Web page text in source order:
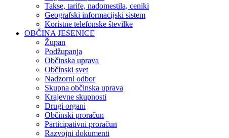
Takse, tarife, nadomestila, ceniki
Geografski informacijski sistem
Koristne telefonske številke
OBČINA JESENICE
Župan
Podžupanja
Občinska uprava
Občinski svet
Nadzorni odbor
Skupna občinska uprava
Krajevne skupnosti
Drugi organi
Občinski proračun
Participativni proračun
Razvojni dokumenti